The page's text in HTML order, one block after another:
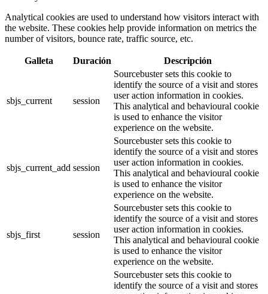
Analytical cookies are used to understand how visitors interact with
the website. These cookies help provide information on metrics the
number of visitors, bounce rate, traffic source, etc.
Galleta Duración Descripción
sbjs_current session
Sourcebuster sets this cookie to
identify the source of a visit and stores
user action information in cookies.
This analytical and behavioural cookie
is used to enhance the visitor
experience on the website.
sbjs_current_add session
Sourcebuster sets this cookie to
identify the source of a visit and stores
user action information in cookies.
This analytical and behavioural cookie
is used to enhance the visitor
experience on the website.
sbjs_first session
Sourcebuster sets this cookie to
identify the source of a visit and stores
user action information in cookies.
This analytical and behavioural cookie
is used to enhance the visitor
experience on the website.
Sourcebuster sets this cookie to
identify the source of a visit and stores